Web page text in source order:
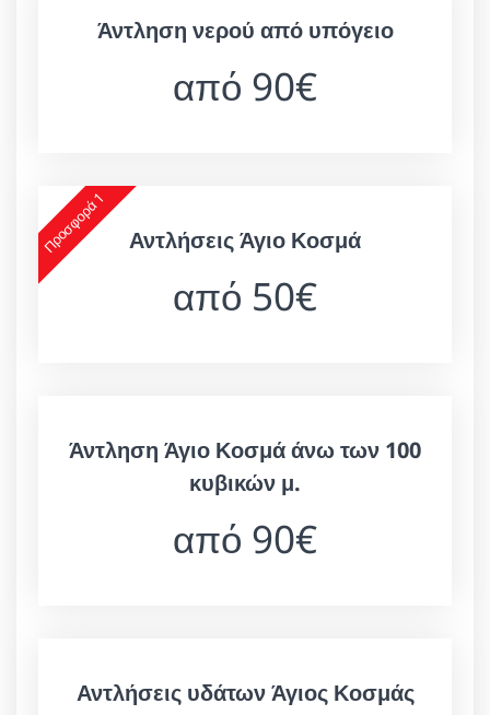
Άντληση νερού από υπόγειο
από 90€
Προσφορά 1 Αντλήσεις Άγιο Κοσμά
από 50€
Άντληση Άγιο Κοσμά άνω των 100
κυβικών μ.
από 90€
Αντλήσεις υδάτων Άγιος Κοσμάς